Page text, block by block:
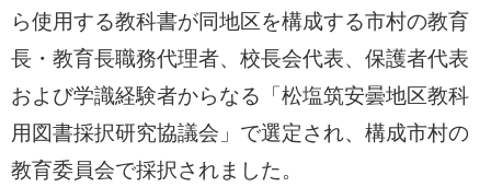
ら使用する教科書が同地区を構成する市村の教育
長・教育長職務代理者、校長会代表、保護者代表
および学識経験者からなる「松塩筑安曇地区教科
用図書採択研究協議会」で選定され、構成市村の
教育委員会で採択されました。